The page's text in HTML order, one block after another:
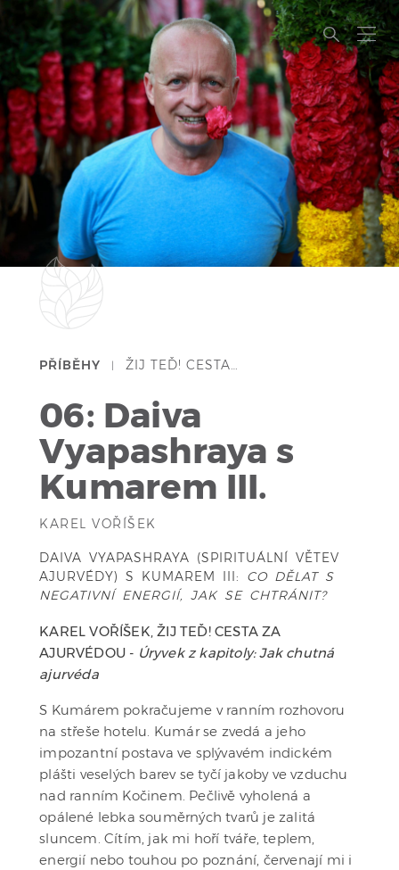
PŘÍBĚHY | ŽIJ TEĎ! CESTA…
06: Daiva
Vyapashraya s
Kumarem III.
KAREL VOŘÍŠEK
DAIVA VYAPASHRAYA (SPIRITUÁLNÍ VĚTEV
AJURVÉDY) S KUMAREM III: CO DĚLAT S
NEGATIVNÍ ENERGIÍ, JAK SE CHTRÁNIT?
KAREL VOŘÍŠEK, ŽIJ TEĎ! CESTA ZA
AJURVÉDOU - Úryvek z kapitoly: Jak chutná
ajurvéda
S Kumárem pokračujeme v ranním rozhovoru
na střeše hotelu. Kumár se zvedá a jeho
impozantní postava ve splývavém indickém
plášti veselých barev se tyčí jakoby ve vzduchu
nad ranním Kočinem. Pečlivě vyholená a
opálené lebka souměrných tvarů je zalitá
sluncem. Cítím, jak mi hoří tváře, teplem,
energií nebo touhou po poznání, červenají mi i